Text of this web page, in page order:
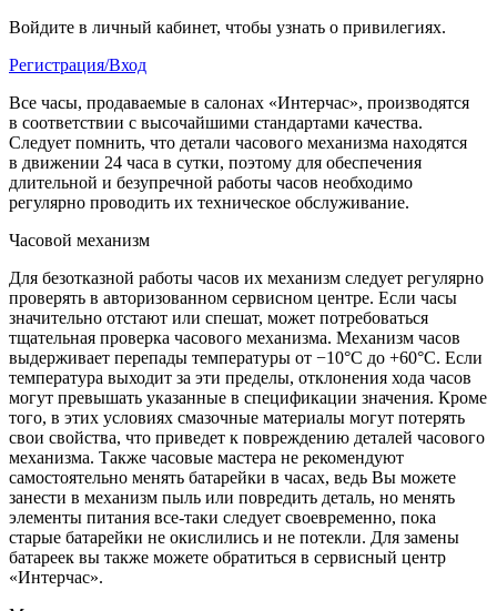
Войдите в личный кабинет, чтобы узнать о привилегиях.
Регистрация/Вход
Все часы, продаваемые в салонах «Интерчас», производятся
в соответствии с высочайшими стандартами качества.
Следует помнить, что детали часового механизма находятся
в движении 24 часа в сутки, поэтому для обеспечения
длительной и безупречной работы часов необходимо
регулярно проводить их техническое обслуживание.
Часовой механизм
Для безотказной работы часов их механизм следует регулярно
проверять в авторизованном сервисном центре. Если часы
значительно отстают или спешат, может потребоваться
тщательная проверка часового механизма. Механизм часов
выдерживает перепады температуры от −10°C до +60°C. Если
температура выходит за эти пределы, отклонения хода часов
могут превышать указанные в спецификации значения. Кроме
того, в этих условиях смазочные материалы могут потерять
свои свойства, что приведет к повреждению деталей часового
механизма. Также часовые мастера не рекомендуют
самостоятельно менять батарейки в часах, ведь Вы можете
занести в механизм пыль или повредить деталь, но менять
элементы питания все-таки следует своевременно, пока
старые батарейки не окислились и не потекли. Для замены
батареек вы также можете обратиться в сервисный центр
«Интерчас».